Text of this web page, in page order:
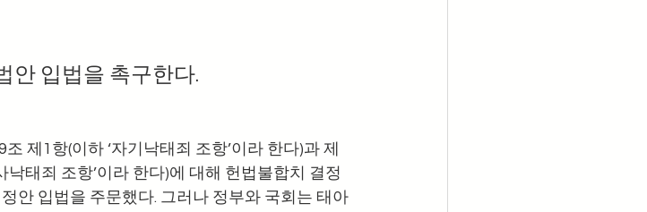
안 입법을 촉구한다.
제1항(이하 ‘자기낙태죄 조항’이라 한다)과 제
낙태죄 조항’이라 한다)에 대해 헌법불합치 결정
안 입법을 주문했다. 그러나 정부와 국회는 태아